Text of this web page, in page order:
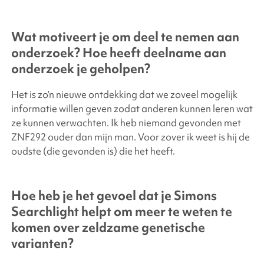
Wat motiveert je om deel te nemen aan
onderzoek? Hoe heeft deelname aan
onderzoek je geholpen?
Het is zo’n nieuwe ontdekking dat we zoveel mogelijk
informatie willen geven zodat anderen kunnen leren wat
ze kunnen verwachten. Ik heb niemand gevonden met
ZNF292 ouder dan mijn man. Voor zover ik weet is hij de
oudste (die gevonden is) die het heeft.
Hoe heb je het gevoel dat je Simons
Searchlighthelpt om meer te weten te
komen over zeldzame genetische
varianten?